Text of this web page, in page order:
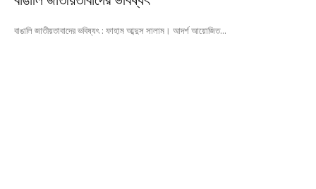
বাঙালি জাতীয়তাবাদের ভবিষ্যৎ : ফাহাম আব্দুস সালাম। আদর্শ আয়োজিত...